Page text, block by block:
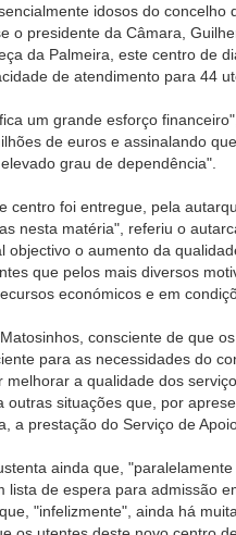
idosos do
o presidente da Câmara,
da Palmeira, este centro de
de atendimento para 44
um grande esforço
de euros e assinalando
grau de dependência".
centro foi entregue, pela
nesta matéria", referiu o
objectivo o aumento da
que pelos mais diversos
económicos e em
consciente de que
para as necessidades do
melhorar a qualidade dos
outras situações que, por
a prestação do Serviço de
ainda que,
lista de espera para admissão
"infelizmente", ainda há